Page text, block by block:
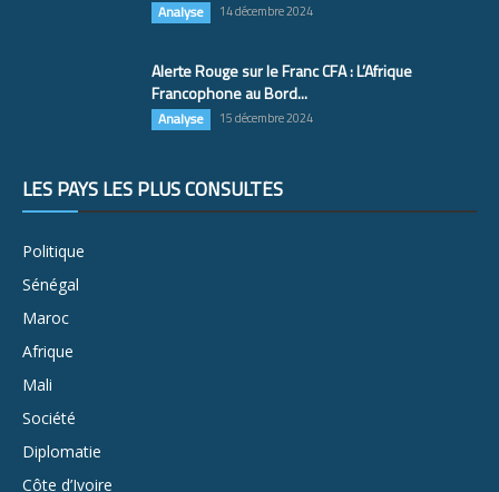
Analyse 14 décembre 2024
Alerte Rouge sur le Franc CFA : L’Afrique
Francophone au Bord...
Analyse 15 décembre 2024
LES PAYS LES PLUS CONSULTÉS
Politique
Sénégal
Maroc
Afrique
Mali
Société
Diplomatie
Côte d’Ivoire